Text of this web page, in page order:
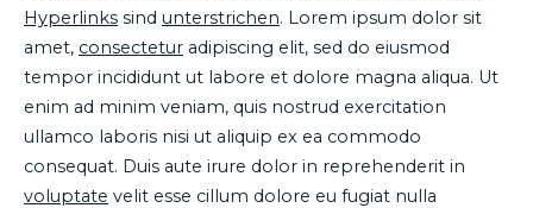
Hyperlinks sind unterstrichen. Lorem ipsum dolor sit
amet, consectetur adipiscing elit, sed do eiusmod
tempor incididunt ut labore et dolore magna aliqua. Ut
enim ad minim veniam, quis nostrud exercitation
ullamco laboris nisi ut aliquip ex ea commodo
consequat. Duis aute irure dolor in reprehenderit in
voluptate velit esse cillum dolore eu fugiat nulla